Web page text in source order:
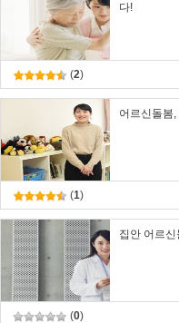
다!
(2)
어르신돌봄
(1)
집안 어르
(0)